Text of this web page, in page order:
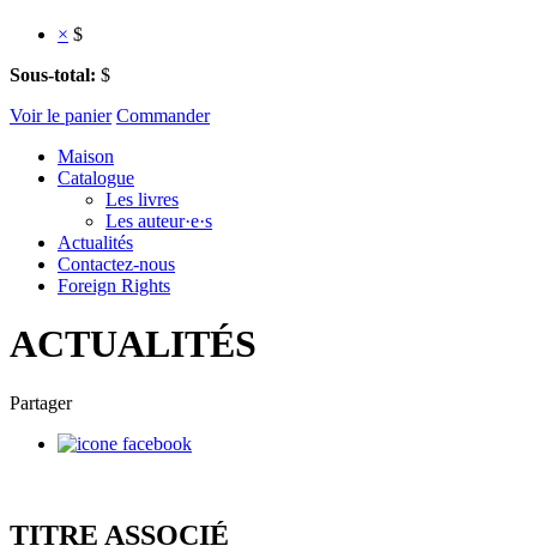
× $
Sous-total: $
Voir le panier Commander
Maison
Catalogue
Les livres
Les auteur·e·s
Actualités
Contactez-nous
Foreign Rights
ACTUALITÉS
Partager
TITRE ASSOCIÉ